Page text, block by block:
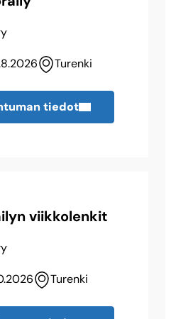
Turenki
tiedot
viikkolenkit
Turenki